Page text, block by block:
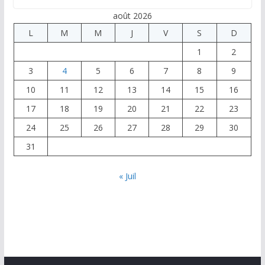
août 2026
L
M M J V S
D
1
2
3
4 5 6 7 8
9
10
11 12 13 14 15
16
17
18 19 20 21 22
23
24
25 26 27 28 29
30
31
« Juil